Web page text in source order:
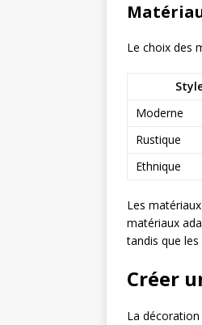
Le choix des
Moderne
Rustique
Ethnique
Les
matériaux
tandis que
Créer
La